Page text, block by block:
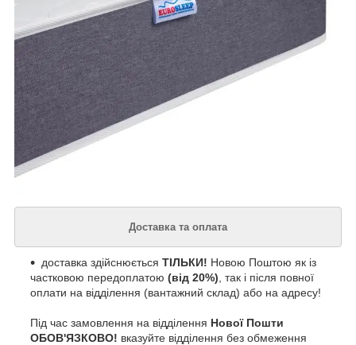
Доставка та оплата
доставка здійснюється ТІЛЬКИ! Новою Поштою як із
частковою передоплатою (від 20%) , так і після повної
оплати на відділення (вантажний склад) або на адресу!
Під час замовлення на відділення Нової Пошти
ОБОВ'ЯЗКОВО! вказуйте відділення без обмеження